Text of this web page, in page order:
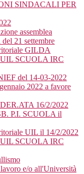
SINDACALI PER
assemblea
21 settembre
GILDA
SCUOLA IRC
del 14-03-2022
2022 a favore
16/2/2022
P.I. SCUOLA il
UIL il 14/2/2022
SCUOLA IRC
e/o all'Università